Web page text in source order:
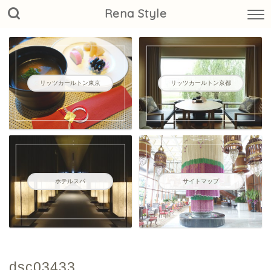
Rena Style
リッツカールトン東京 リッツカールトン京都
ホテルスパ サイトマップ